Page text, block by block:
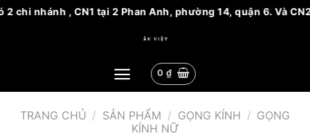
nhánh , CN1 tại 2 Phan Anh, phường 14, quận 6. Và CN2
0 ₫
TRANG CHỦ / SẢN PHẨM / GỌNG KÍNH / GỌNG
KÍNH NỮ